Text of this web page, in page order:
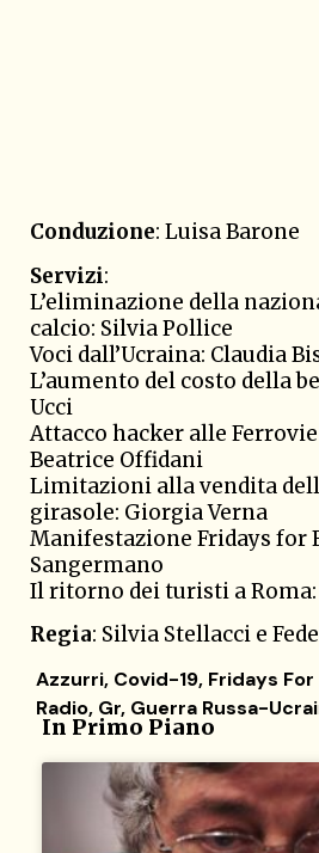
Conduzione: Luisa Barone
Servizi:
L’eliminazione della
calcio: Silvia Pollice
Voci dall’Ucraina: Claudia
L’aumento del costo della
Ucci
Attacco hacker alle
Beatrice Offidani
Limitazioni alla vendita
girasole: Giorgia Verna
Manifestazione Fridays for
Sangermano
Il ritorno dei turisti a Roma:
Regia: Silvia Stellacci e
Azzurri, Covid-19, Fridays
Radio, Gr, Guerra Russa-
In Primo Piano